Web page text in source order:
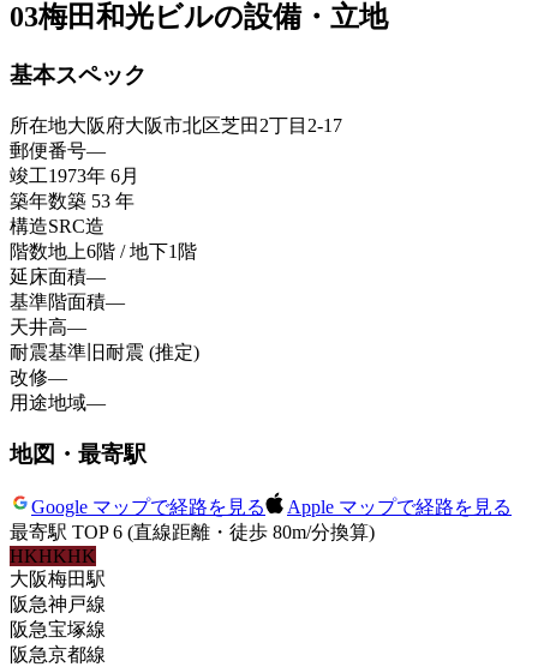
03梅田和光ビルの設備・立地
基本スペック
所在地大阪府大阪市北区芝田2丁目2-17
郵便番号—
竣工1973年 6月
築年数築 53 年
構造SRC造
階数地上6階 / 地下1階
延床面積—
基準階面積—
天井高—
耐震基準 旧耐震 (推定)
改修—
用途地域—
地図・最寄駅
Google マップで経路を見る
Apple マップで経路を見る
最寄駅 TOP 6 (直線距離・徒歩 80m/分換算)
HKHKHK
大阪梅田駅
阪急神戸線
阪急宝塚線
阪急京都線